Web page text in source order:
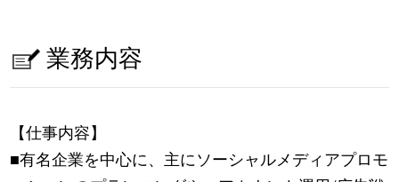
業務内容
【仕事内容】
■有名企業を中心に、主にソーシャルメディアプロモ